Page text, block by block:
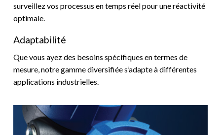
surveillez vos processus en temps réel pour une réactivité
optimale.
Adaptabilité
Que vous ayez des besoins spécifiques en termes de
mesure, notre gamme diversifiée s’adapte à différentes
applications industrielles.